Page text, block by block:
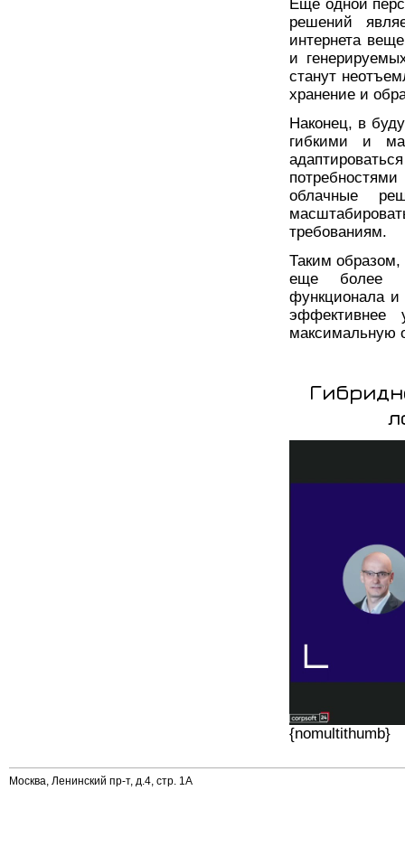
Еще одной
решений
интернета
и
станут
хранение и
Наконец, в
гибкими и
облачные
требованиям.
Таким
еще более
функционала и
эффективнее
максимальную
{nomultithumb}
Москва, Ленинский пр-т, д.4, стр. 1А